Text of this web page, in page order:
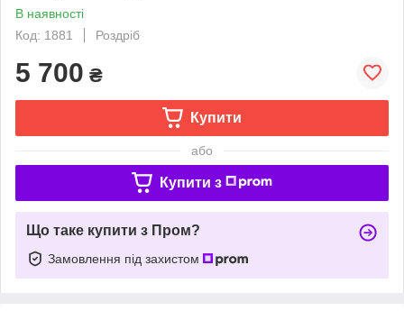
В наявності
Код: 1881
Роздріб
5 700 ₴
Купити
або
Купити з
Що таке купити з Пром?
Замовлення під захистом